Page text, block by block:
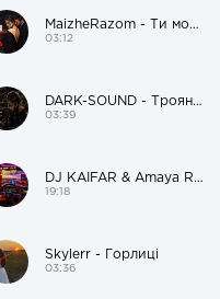
MaizheRazom - Ти моя трояндочка
03:12
DARK-SOUND - Троянда чорна
03:39
DJ KAIFAR & Amaya Roma – В дорогу
19:18
Skylerr - Горлиці
03:36